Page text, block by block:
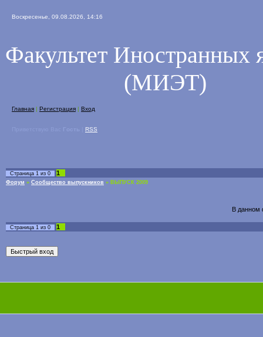
Воскресенье, 09.08.2026, 14:16
Факультет Иностранных
(МИЭТ)
Главная | Регистрация | Вход
RSS
Страница 1 из 0 1
Форум » Сообщество выпускников » ВЫПУСК 2009
В данном
Страница 1 из 0 1